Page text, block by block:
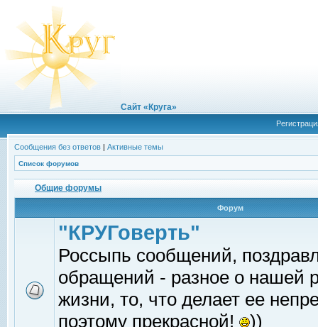
Сайт «Круга»
Сообщения без ответов | Активные темы
Список форумов
Общие форумы
Форум
"КРУГоверть"
Россыпь сообщений,
обращений - разное о нашей
жизни, то, что делает ее
поэтому прекрасной!
))